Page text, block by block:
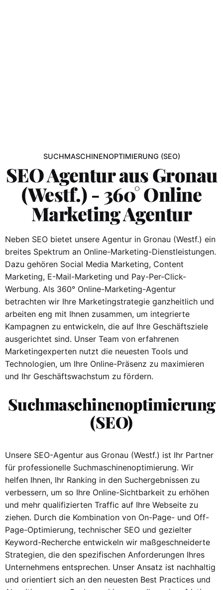
SUCHMASCHINENOPTIMIERUNG (SEO)
SEO Agentur aus Gronau
(Westf.) - 360° Online
Marketing Agentur
Neben SEO bietet unsere Agentur in Gronau (Westf.) ein
breites Spektrum an Online-Marketing-Dienstleistungen.
Dazu gehören Social Media Marketing, Content
Marketing, E-Mail-Marketing und Pay-Per-Click-
Werbung. Als 360° Online-Marketing-Agentur
betrachten wir Ihre Marketingstrategie ganzheitlich und
arbeiten eng mit Ihnen zusammen, um integrierte
Kampagnen zu entwickeln, die auf Ihre Geschäftsziele
ausgerichtet sind. Unser Team von erfahrenen
Marketingexperten nutzt die neuesten Tools und
Technologien, um Ihre Online-Präsenz zu maximieren
und Ihr Geschäftswachstum zu fördern.
Suchmaschinenoptimierung
(SEO)
Unsere SEO-Agentur aus Gronau (Westf.) ist Ihr Partner
für professionelle Suchmaschinenoptimierung. Wir
helfen Ihnen, Ihr Ranking in den Suchergebnissen zu
verbessern, um so Ihre Online-Sichtbarkeit zu erhöhen
und mehr qualifizierten Traffic auf Ihre Webseite zu
ziehen. Durch die Kombination von On-Page- und Off-
Page-Optimierung, technischer SEO und gezielter
Keyword-Recherche entwickeln wir maßgeschneiderte
Strategien, die den spezifischen Anforderungen Ihres
Unternehmens entsprechen. Unser Ansatz ist nachhaltig
und orientiert sich an den neuesten Best Practices und